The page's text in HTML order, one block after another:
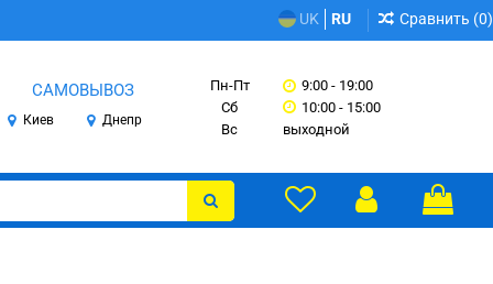
UK RU Сравнить (0)
САМОВЫВОЗ
Киев Днепр
Пн-Пт
Сб
Вс
9:00 - 19:00
10:00 - 15:00
выходной